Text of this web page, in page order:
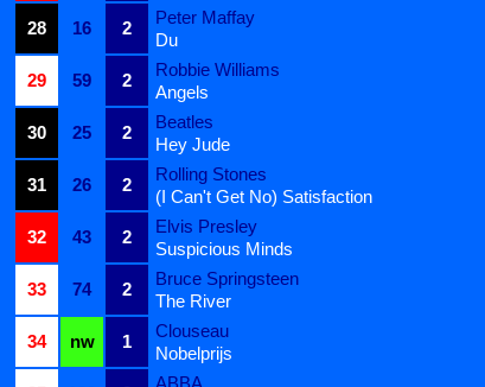
28
16 2
Peter Maffay
Du
29
59 2
Robbie Williams
Angels
30
25 2
Beatles
Hey Jude
31
26 2
Rolling Stones
(I Can't Get No) Satisfaction
32
43 2
Elvis Presley
Suspicious Minds
33
74 2
Bruce Springsteen
The River
34
nw 1
Clouseau
Nobelprijs